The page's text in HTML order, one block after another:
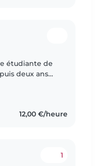
étudiante de
deux ans
12,00 €/heure
1